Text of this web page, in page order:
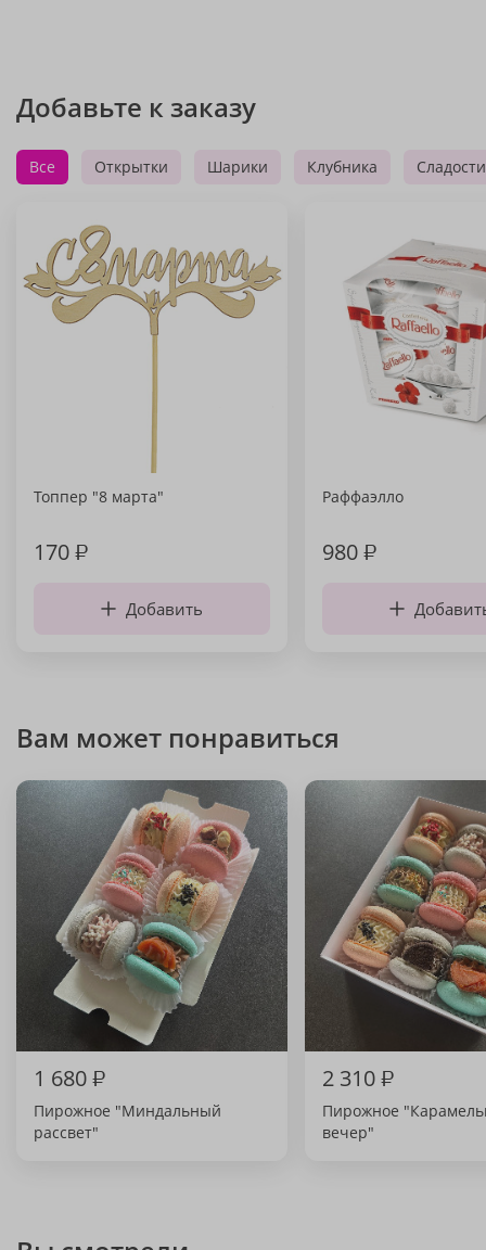
Добавьте к заказу
Все Открытки Шарики Клубника Сладости
Топпер "8 марта"
170₽
Добавить
Раффаэлло
980₽
Вам может понравиться
1 680₽
Пирожное "Миндальный
рассвет"
2 310₽
Пирожное
вечер"